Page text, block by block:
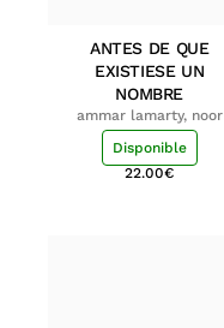
ANTES DE QUE
EXISTIESE UN
NOMBRE
ammar lamarty, noor
Disponible
22.00€